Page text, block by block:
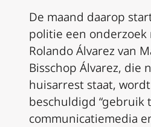
De maand daarop
politie een onderzoek
Rolando Álvarez van
Bisschop Álvarez, die
huisarrest staat,
beschuldigd “gebruik
communicatiemedia